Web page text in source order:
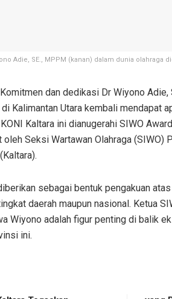
Adie, SE., MPPM (kanan) dalam dunia olahraga
dan dedikasi Dr Wiyono Adie,
Kalimantan Utara kembali mendapat
Kaltara ini dianugerahi SIWO
Seksi Wartawan Olahraga (SIWO)
sebagai bentuk pengakuan
daerah maupun nasional. Ketua
Wiyono adalah figur penting di balik
ini.